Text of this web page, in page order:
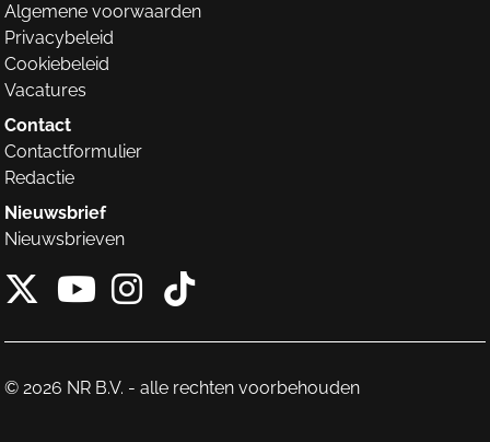
Algemene voorwaarden
Privacybeleid
Cookiebeleid
Vacatures
Contact
Contactformulier
Redactie
Nieuwsbrief
Nieuwsbrieven
X van NieuwRechts
Instagram van
Tiktok van
© 2026 NR B.V. - alle rechten voorbehouden